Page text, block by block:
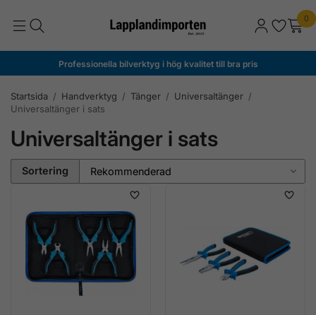
0
Professionella bilverktyg i hög kvalitet till bra pris
Startsida / Handverktyg / Tänger / Universaltänger /
Universaltänger i sats
Universaltänger i sats
Sortering